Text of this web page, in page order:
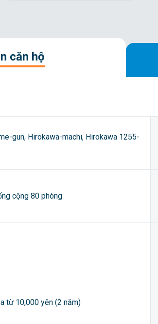
căn hộ
gun, Hirokawa-machi, Hirokawa 1255-
cộng 80 phòng
từ 10,000 yên (2 năm)